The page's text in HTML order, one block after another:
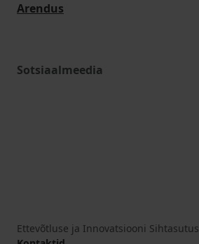
Arendus
Sotsiaalmeedia
Ettevõtluse ja Innovatsiooni Sihtasutus